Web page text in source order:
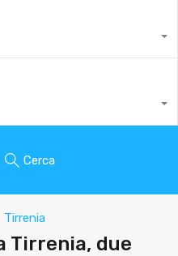
Cerca
Tirrenia
Tirrenia, due